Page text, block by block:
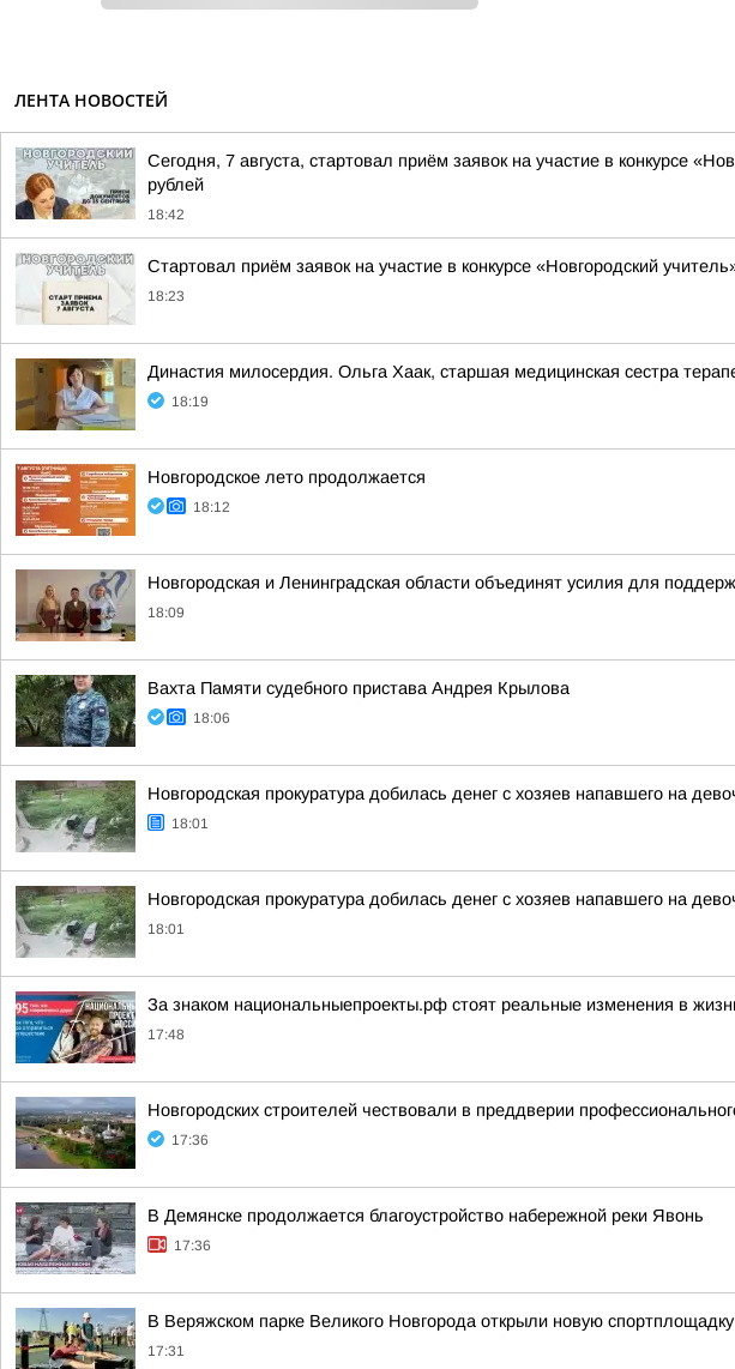
ЛЕНТА НОВОСТЕЙ
Сегодня, 7 августа, стартовал приём заявок на участие в конкурсе
рублей
18:42
Стартовал приём заявок на участие в конкурсе «Новгородский
18:23
Династия милосердия. Ольга Хаак, старшая медицинская сестра
18:19
Новгородское лето продолжается
18:12
Новгородская и Ленинградская области объединят усилия для
18:09
Вахта Памяти судебного пристава Андрея Крылова
18:06
Новгородская прокуратура добилась денег с хозяев напавшего на
18:01
Новгородская прокуратура добилась денег с хозяев напавшего на
18:01
За знаком национальныепроекты.рф стоят реальные изменения в
17:48
Новгородских строителей чествовали в преддверии
17:36
В Демянске продолжается благоустройство набережной реки Явонь
17:36
В Веряжском парке Великого Новгорода открыли новую
17:31